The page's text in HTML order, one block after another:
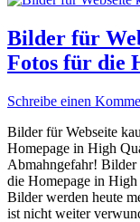
Bilder für
Fotos für die
Schreibe einen
Bilder für Webseite
Homepage in High
Abmahngefahr! Bilder
die Homepage in
Bilder werden heute
ist nicht weiter